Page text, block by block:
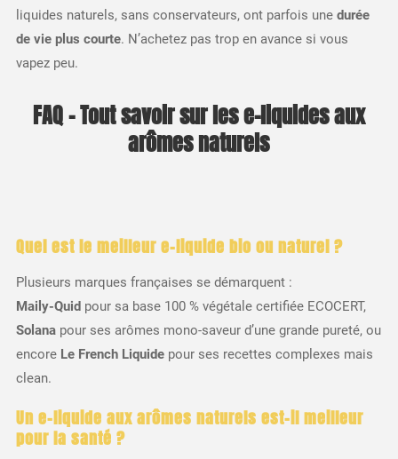
liquides naturels, sans conservateurs, ont parfois une durée
de vie plus courte. N’achetez pas trop en avance si vous
vapez peu.
FAQ – Tout savoir sur les e-liquides aux
arômes naturels
Quel est le meilleur e-liquide bio ou naturel?
Plusieurs marques françaises se démarquent :
Maily-Quid pour sa base 100 % végétale certifiée ECOCERT,
Solanapour ses arômes mono-saveur d’une grande pureté, ou
encore Le French Liquidepour ses recettes complexes mais
clean.
Un e-liquide aux arômes naturels est-ilmeilleur
pour la santé ?